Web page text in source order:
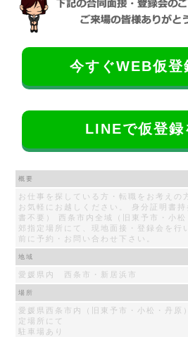
ス
テ
今すぐWEB仮登
LINEで仮登録
概要
お仕事を探している方・転職をお考えの
お気軽にお越しください。 身分証明書
書不要） 西条市内全域（旧東予市・小
郊指定場所にて、現地面接・登録会を
前に予約・お問い合わせ下さい。
地域
愛媛県内 西条市・新居浜市
場所
愛媛県西条市内（旧東予市・小松・丹
定場所にて
駐車場あり